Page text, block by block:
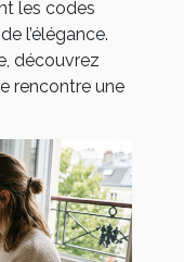
les codes
l’élégance.
découvrez
rencontre une